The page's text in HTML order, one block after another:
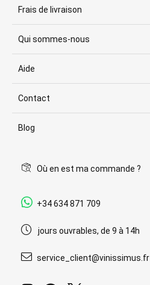
Frais de livraison
Qui sommes-nous
Aide
Contact
Blog
Où en est ma commande ?
+34 634 871 709
jours ouvrables, de 9 à 14h
service_client@vinissimus.fr